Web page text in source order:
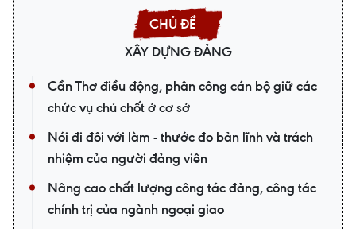
XÂY DỰNG ĐẢNG
Cần Thơ điều động, phân công cán bộ giữ các
chức vụ chủ chốt ở cơ sở
Nói đi đôi với làm - thước đo bản lĩnh và trách
nhiệm của người đảng viên
Nâng cao chất lượng công tác đảng, công tác
chính trị của ngành ngoại giao